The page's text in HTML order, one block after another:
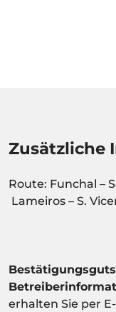
Zusätzliche
Route: Funchal –
Lameiros – S.
erhalten Sie per